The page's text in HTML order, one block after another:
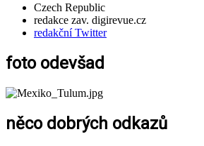
Czech Republic
redakce zav. digirevue.cz
redakční Twitter
foto odevšad
něco dobrých odkazů